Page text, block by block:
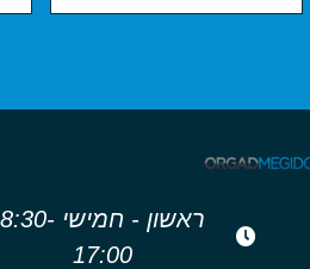
ראשון - חמישי 8:30-
17:00